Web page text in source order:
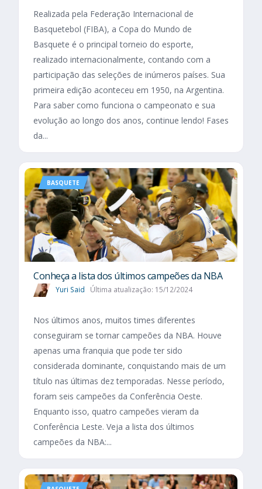
Realizada pela Federação Internacional de
Basquetebol (FIBA), a Copa do Mundo de
Basquete é o principal torneio do esporte,
realizado internacionalmente, contando com a
participação das seleções de inúmeros países. Sua
primeira edição aconteceu em 1950, na Argentina.
Para saber como funciona o campeonato e sua
evolução ao longo dos anos, continue lendo! Fases
da...
BASQUETE
Conheça a lista dos últimos campeões da NBA
Yuri Said Última atualização: 15/12/2024
Nos últimos anos, muitos times diferentes
conseguiram se tornar campeões da NBA. Houve
apenas uma franquia que pode ter sido
considerada dominante, conquistando mais de um
título nas últimas dez temporadas. Nesse período,
foram seis campeões da Conferência Oeste.
Enquanto isso, quatro campeões vieram da
Conferência Leste. Veja a lista dos últimos
campeões da NBA:...